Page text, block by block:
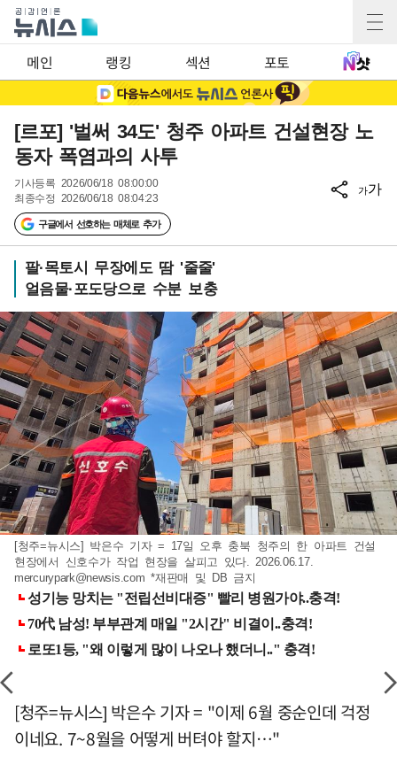
메인 랭킹 섹션 포토
[르포] '벌써 34도' 청주 아파트 건설현장 노
동자 폭염과의 사투
기사등록 2026/06/18 08:00:00
최종수정 2026/06/18 08:04:23
구글에서 선호하는 매체로 추가
가가
팔·목토시 무장에도 땀 '줄줄'
얼음물·포도당으로 수분 보충
[청주=뉴시스] 박은수 기자 = 17일 오후 충북 청주의 한 아파트 건설
현장에서 신호수가 작업 현장을 살피고 있다. 2026.06.17.
mercurypark@newsis.com *재판매 및 DB 금지
[청주=뉴시스] 박은수 기자 = "이제 6월 중순인데 걱정
이네요. 7~8월을 어떻게 버텨야 할지…"